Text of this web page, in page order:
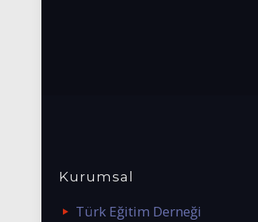
Kurumsal
Türk Eğitim Derneği